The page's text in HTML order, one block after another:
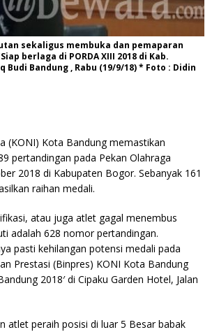
sekaligus membuka dan pemaparan
berlaga di PORDA XIII 2018 di Kab.
Bandung , Rabu (19/9/18) * Foto : Didin
(KONI) Kota Bandung memastikan
pertandingan pada Pekan Olahraga
2018 di Kabupaten Bogor. Sebanyak 161
raihan medali.
atau juga atlet gagal menembus
adalah 628 nomor pertandingan.
pasti kehilangan potensi medali pada
Prestasi (Binpres) KONI Kota Bandung‎
2018′ di Cipaku Garden Hotel, Jalan
atlet peraih posisi di luar 5 Besar babak